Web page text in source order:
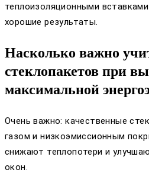
теплоизоляционными
хорошие результаты.
Насколько важно
стеклопакетов при
максимальной
Очень важно: качественные
газом и низкоэмиссионным
снижают теплопотери и
окон.